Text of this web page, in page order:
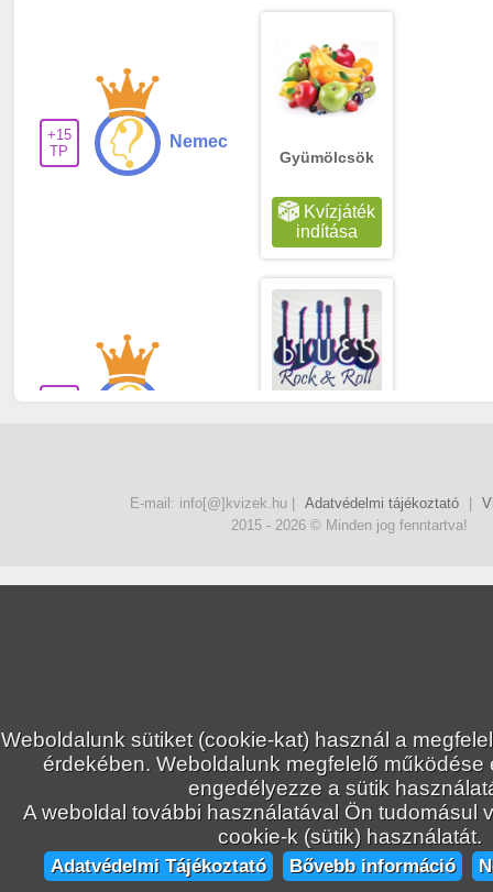
+15
TP
Nemec
Gyümölcsök
Kvízjáték
indítása
+33
indítása
Kvízjáték
indítása
Weboldalunk sütiket (cookie-kat) használ a
érdekében. Weboldalunk megfelelő működése
engedélyezze a sütik
A weboldal további használatával Ön tudomásul
cookie-k (sütik) használatát.
Adatvédelmi Tájékoztató Bővebb információ
E-mail: info[@]kvizek.hu | Adatvédelmi tájékoztató
2015 - 2026 © Minden jog fenntartva!